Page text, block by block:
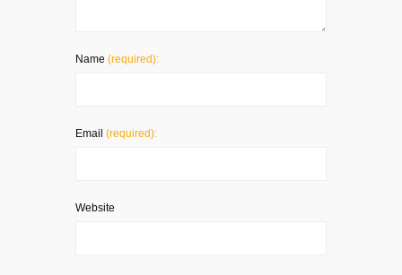
Name (required):
Email (required):
Website